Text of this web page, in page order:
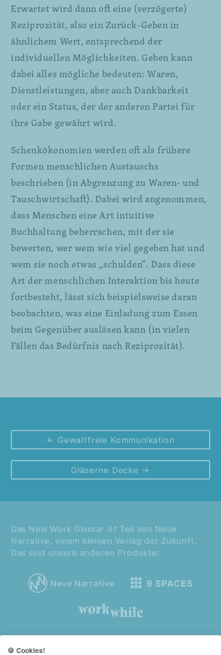
Erwartet wird dann oft eine (verzögerte)
Reziprozität, also ein Zurück-Geben in
ähnlichem Wert, entsprechend der
individuellen Möglichkeiten. Geben kann
dabei alles mögliche bedeuten: Waren,
Dienstleistungen, aber auch Dankbarkeit
oder ein Status, der der anderen Partei für
ihre Gabe gewährt wird.
Schenkökonomien werden oft als frühere
Formen menschlichen Austauschs
beschrieben (in Abgrenzung zu Waren- und
Tauschwirtschaft). Dabei wird angenommen,
dass Menschen eine Art intuitive
Buchhaltung beherrschen, mit der sie
bewerten, wer wem wie viel gegeben hat und
wem sie noch etwas „schulden“. Dass diese
Art der menschlichen Interaktion bis heute
fortbesteht, lässt sich beispielsweise daran
beobachten, was eine Einladung zum Essen
beim Gegenüber auslösen kann (in vielen
Fällen das Bedürfnis nach Reziprozität).
Gewaltfreie Kommunikation
Gläserne Decke
Das New Work Glossar ist Teil von Neue
Narrative, einem kleinen Verlag der Zukunft.
Das sind unsere anderen Produkte:
Neue Narrative
🍪 Cookies!